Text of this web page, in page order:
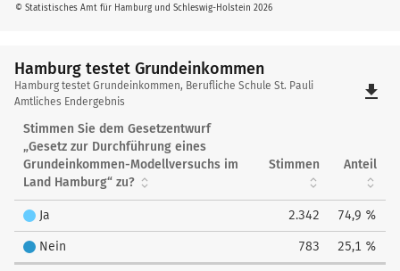
© Statistisches Amt für Hamburg und Schleswig-Holstein 2026
Hamburg testet Grundeinkommen
Hamburg
testet
Grundeinkommen
Hamburg testet Grundeinkommen, Berufliche Schule St. Pauli
Amtliches Endergebnis
file_download
Stimmen Sie dem Gesetzentwurf
„Gesetz zur Durchführung eines
Grundeinkommen-Modellversuchs im
Land Hamburg“ zu?
Stimmen Anteil
Ja 2.342 74,9 %
Nein 783 25,1 %